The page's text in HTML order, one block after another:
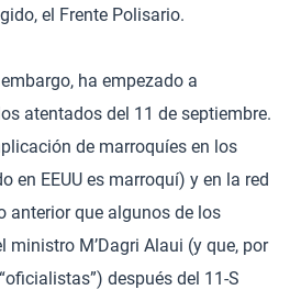
el Frente Polisario.
ha empezado a
atentados del 11 de septiembre.
de marroquíes en los
en EEUU es marroquí) y en la red
anterior que algunos de los
ministro M’Dagri Alaui (y que, por
después del 11-S